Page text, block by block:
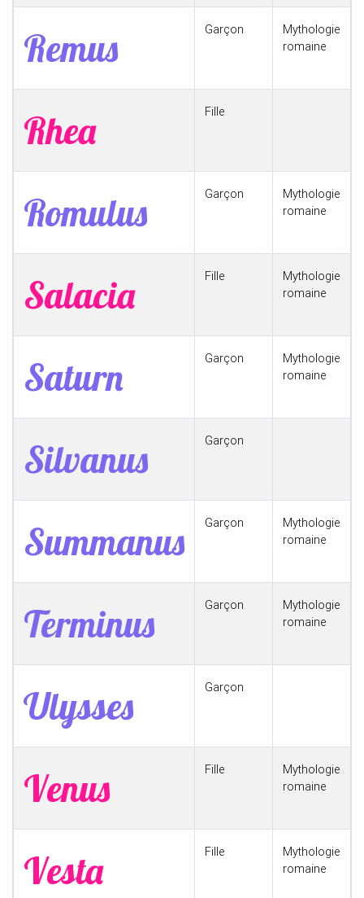
Remus Garçon
Mythologie
romaine
Rhea Fille
Romulus Garçon
Mythologie
romaine
Salacia Fille
Mythologie
romaine
Saturn Garçon
Mythologie
romaine
Silvanus Garçon
Summanus Garçon
Mythologie
romaine
Terminus Garçon
Mythologie
romaine
Ulysses Garçon
Venus Fille
Mythologie
romaine
Vesta Fille
Mythologie
romaine